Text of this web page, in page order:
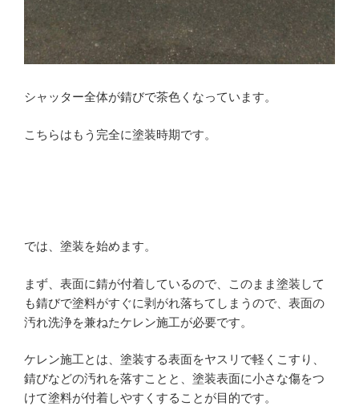
シャッター全体が錆びで茶色くなっています。
こちらはもう完全に塗装時期です。
では、塗装を始めます。
まず、表面に錆が付着しているので、このまま塗装して
も錆びで塗料がすぐに剥がれ落ちてしまうので、表面の
汚れ洗浄を兼ねたケレン施工が必要です。
ケレン施工とは、塗装する表面をヤスリで軽くこすり、
錆びなどの汚れを落すことと、塗装表面に小さな傷をつ
けて塗料が付着しやすくすることが目的です。